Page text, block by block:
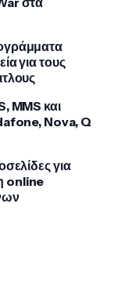
για τους
MMS και
Nova, Q
για
online